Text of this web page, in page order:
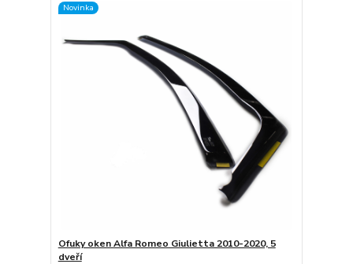
Novinka
Ofuky oken Alfa Romeo Giulietta 2010-2020, 5
dveří